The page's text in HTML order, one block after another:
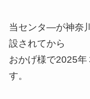
当センタ―が神奈
設されてから
おかげ様で2025年
す。